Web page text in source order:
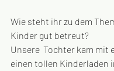
Wie steht ihr zu dem
Kinder gut betreut?
Unsere  Tochter kam mit
einen tollen Kinderladen